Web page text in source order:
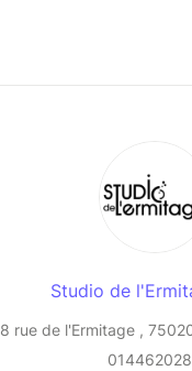
Studio de
8 rue de l'Ermitage ,